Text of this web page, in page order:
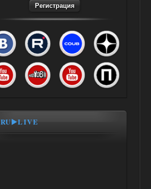
Регистрация
RU▶️LIVE